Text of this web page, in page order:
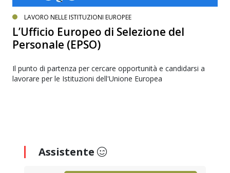
LAVORO NELLE ISTITUZIONI EUROPEE
L’Ufficio Europeo di Selezione del
Personale (EPSO)
Il punto di partenza per cercare opportunità e candidarsi a
lavorare per le Istituzioni dell'Unione Europea
Assistente